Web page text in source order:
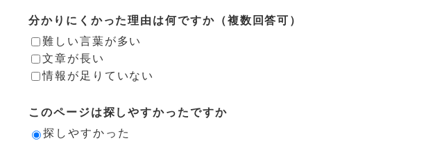
分かりにくかった理由は何ですか（複数回答可）
難しい言葉が多い
文章が長い
情報が足りていない
このページは探しやすかったですか
探しやすかった